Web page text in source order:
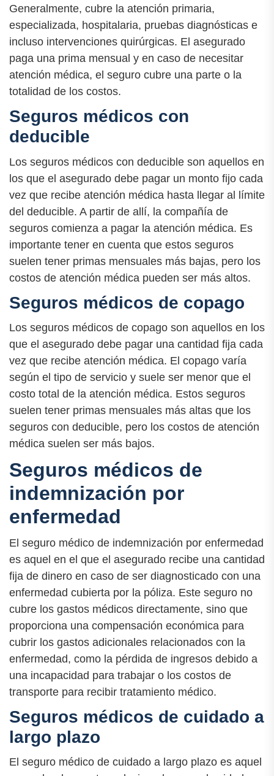
Generalmente, cubre la atención primaria,
especializada, hospitalaria, pruebas diagnósticas e
incluso intervenciones quirúrgicas. El asegurado
paga una prima mensual y en caso de necesitar
atención médica, el seguro cubre una parte o la
totalidad de los costos.
Seguros médicos con
deducible
Los seguros médicos con deducible son aquellos en
los que el asegurado debe pagar un monto fijo cada
vez que recibe atención médica hasta llegar al límite
del deducible. A partir de allí, la compañía de
seguros comienza a pagar la atención médica. Es
importante tener en cuenta que estos seguros
suelen tener primas mensuales más bajas, pero los
costos de atención médica pueden ser más altos.
Seguros médicos de copago
Los seguros médicos de copago son aquellos en los
que el asegurado debe pagar una cantidad fija cada
vez que recibe atención médica. El copago varía
según el tipo de servicio y suele ser menor que el
costo total de la atención médica. Estos seguros
suelen tener primas mensuales más altas que los
seguros con deducible, pero los costos de atención
médica suelen ser más bajos.
Seguros médicos de
indemnización por
enfermedad
El seguro médico de indemnización por enfermedad
es aquel en el que el asegurado recibe una cantidad
fija de dinero en caso de ser diagnosticado con una
enfermedad cubierta por la póliza. Este seguro no
cubre los gastos médicos directamente, sino que
proporciona una compensación económica para
cubrir los gastos adicionales relacionados con la
enfermedad, como la pérdida de ingresos debido a
una incapacidad para trabajar o los costos de
transporte para recibir tratamiento médico.
Seguros médicos de cuidado a
largo plazo
El seguro médico de cuidado a largo plazo es aquel